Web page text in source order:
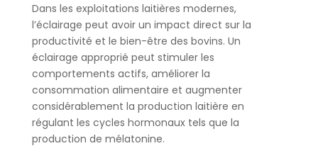
Dans les exploitations laitières modernes,
l’éclairage peut avoir un impact direct sur la
productivité et le bien-être des bovins. Un
éclairage approprié peut stimuler les
comportements actifs, améliorer la
consommation alimentaire et augmenter
considérablement la production laitière en
régulant les cycles hormonaux tels que la
production de mélatonine.